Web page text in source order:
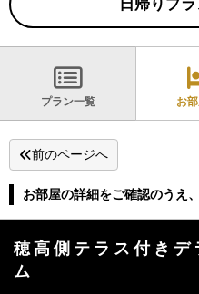
日帰りプ
プラン一覧 お
前のページへ
お部屋の詳細をご確認のうえ
穂高側テラス付き
ム